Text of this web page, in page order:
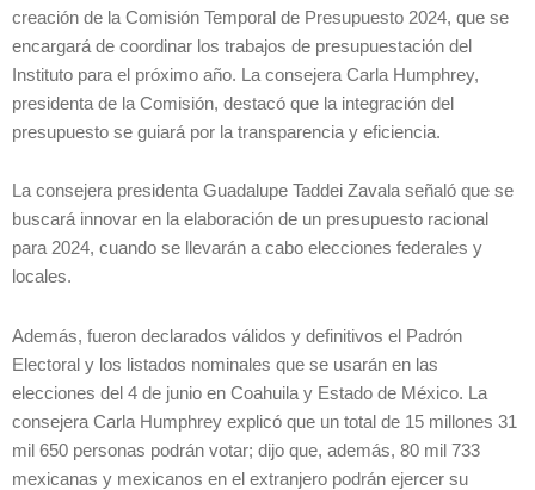
creación de la Comisión Temporal de Presupuesto 2024, que se
encargará de coordinar los trabajos de presupuestación del
Instituto para el próximo año. La consejera Carla Humphrey,
presidenta de la Comisión, destacó que la integración del
presupuesto se guiará por la transparencia y eficiencia.
La consejera presidenta Guadalupe Taddei Zavala señaló que se
buscará innovar en la elaboración de un presupuesto racional
para 2024, cuando se llevarán a cabo elecciones federales y
locales.
Además, fueron declarados válidos y definitivos el Padrón
Electoral y los listados nominales que se usarán en las
elecciones del 4 de junio en Coahuila y Estado de México. La
consejera Carla Humphrey explicó que un total de 15 millones 31
mil 650 personas podrán votar; dijo que, además, 80 mil 733
mexicanas y mexicanos en el extranjero podrán ejercer su